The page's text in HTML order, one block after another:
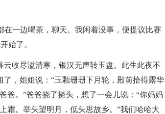
一边喝茶，聊天。我闲着没事，便提议比赛
始了。
收尽溢清寒，银汉无声转玉盘。此生此夜不
，姐姐说：“玉颗珊珊下月轮，殿前拾得露华
爸。”爸爸挠了挠头，想了一会儿说：“你妈妈
霜。举头望明月，低头思故乡。”我们哈哈大